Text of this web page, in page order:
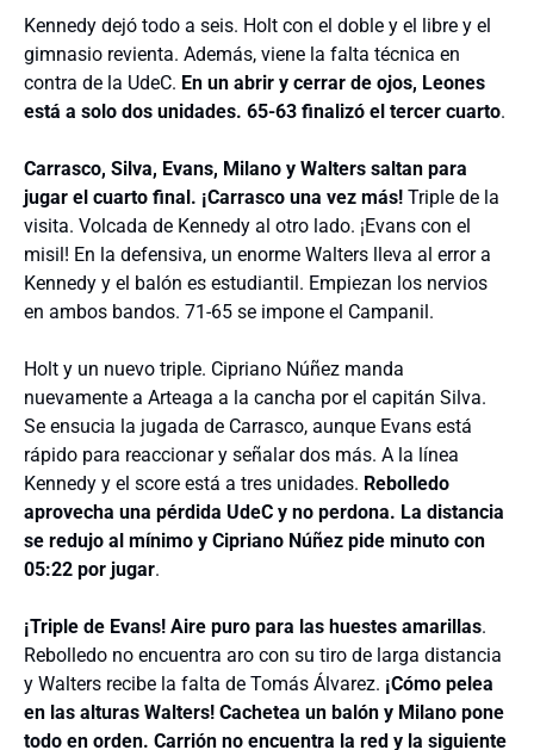
Kennedy dejó todo a seis. Holt con el doble y el libre y el
gimnasio revienta. Además, viene la falta técnica en
contra de la UdeC. En un abrir y cerrar de ojos, Leones
está a solo dos unidades. 65-63 finalizó el tercer cuarto.
Carrasco, Silva, Evans, Milano y Walters saltan para
jugar el cuarto final. ¡Carrasco una vez más! Triple de la
visita. Volcada de Kennedy al otro lado. ¡Evans con el
misil! En la defensiva, un enorme Walters lleva al error a
Kennedy y el balón es estudiantil. Empiezan los nervios
en ambos bandos. 71-65 se impone el Campanil.
Holt y un nuevo triple. Cipriano Núñez manda
nuevamente a Arteaga a la cancha por el capitán Silva.
Se ensucia la jugada de Carrasco, aunque Evans está
rápido para reaccionar y señalar dos más. A la línea
Kennedy y el score está a tres unidades. Rebolledo
aprovecha una pérdida UdeC y no perdona. La distancia
se redujo al mínimo y Cipriano Núñez pide minuto con
05:22 por jugar.
¡Triple de Evans! Aire puro para las huestes amarillas.
Rebolledo no encuentra aro con su tiro de larga distancia
y Walters recibe la falta de Tomás Álvarez. ¡Cómo pelea
en las alturas Walters! Cachetea un balón y Milano pone
todo en orden. Carrión no encuentra la red y la siguiente